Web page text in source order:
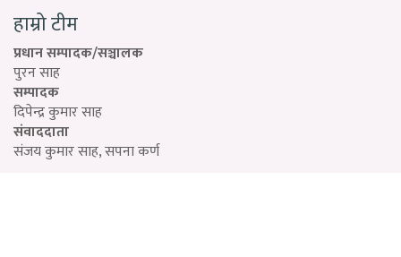
हाम्रो टीम
प्रधान सम्पादक/सञ्चालक
पुरन साह
सम्पादक
दिपेन्द्र कुमार साह
संवाददाता
संजय कुमार साह, सपना कर्ण